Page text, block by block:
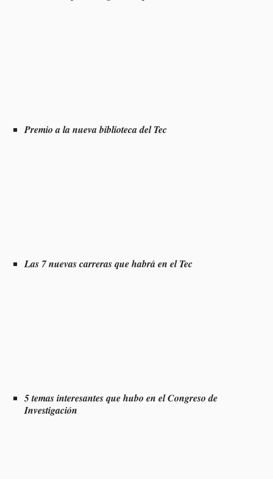
Premio a la nueva biblioteca del Tec
Las 7 nuevas carreras que habrá en el Tec
5 temas interesantes que hubo en el Congreso de
Investigación